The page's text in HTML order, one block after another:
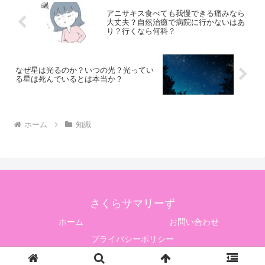
アニサキス食べても我慢できる痛みなら
大丈夫？自然治癒で病院に行かないはあ
り？行くなら何科？
なぜ星は光るのか？いつの光？光ってい
る星は死んでいるとは本当か？
ホーム 知識
さくらサマリーず
ホーム
お問い合わせ
プライバシーポリシー
Copyright © 2021-2026 さくらサマリーず All Rights Reserved.